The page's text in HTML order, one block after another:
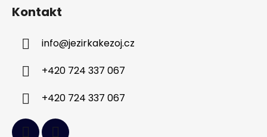
Kontakt
info@jezirkakezoj.cz
+420 724 337 067
+420 724 337 067